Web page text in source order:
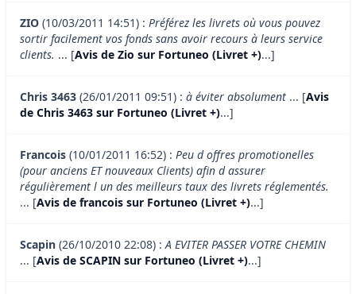
ZIO (10/03/2011 14:51) : Préférez les livrets où vous pouvez
sortir facilement vos fonds sans avoir recours à leurs service
clients. ... [Avis de Zio sur Fortuneo (Livret +)...]
Chris 3463 (26/01/2011 09:51) : à éviter absolument ... [Avis
de Chris 3463 sur Fortuneo (Livret +)...]
Francois (10/01/2011 16:52) : Peu d offres promotionelles
(pour anciens ET nouveaux Clients) afin d assurer
régulièrement l un des meilleurs taux des livrets réglementés.
... [Avis de francois sur Fortuneo (Livret +)...]
Scapin (26/10/2010 22:08) :A EVITER PASSER VOTRE CHEMIN
... [Avis de SCAPIN sur Fortuneo (Livret +)...]